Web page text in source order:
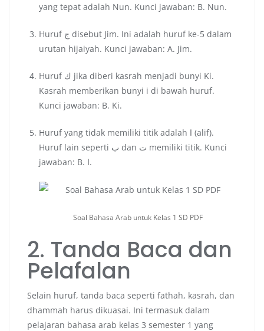
yang tepat adalah Nun. Kunci jawaban: B. Nun.
Huruf ج disebut Jim. Ini adalah huruf ke-5 dalam
urutan hijaiyah. Kunci jawaban: A. Jim.
Huruf ك jika diberi kasrah menjadi bunyi Ki.
Kasrah memberikan bunyi i di bawah huruf.
Kunci jawaban: B. Ki.
Huruf yang tidak memiliki titik adalah ا (alif).
Huruf lain seperti ب dan ت memiliki titik. Kunci
jawaban: B. ا.
Soal Bahasa Arab untuk Kelas 1 SD PDF
2. Tanda Baca dan
Pelafalan
Selain huruf, tanda baca seperti fathah, kasrah, dan
dhammah harus dikuasai. Ini termasuk dalam
pelajaran bahasa arab kelas 3 semester 1 yang